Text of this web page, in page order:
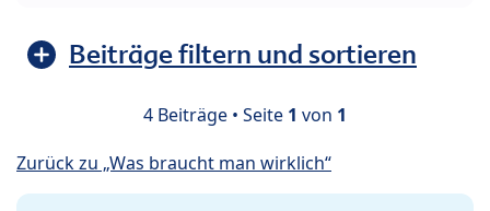
Beiträge filtern und sortieren
4 Beiträge • Seite 1 von 1
Zurück zu „Was braucht man wirklich“